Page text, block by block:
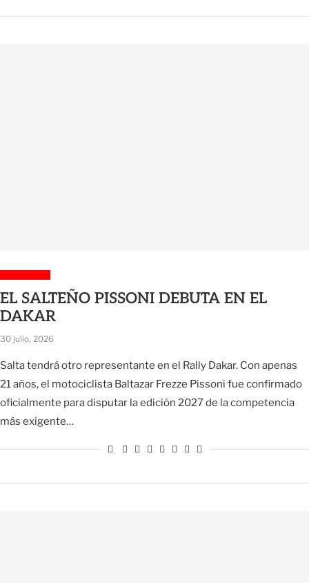
EL SALTEÑO PISSONI DEBUTA EN EL
DAKAR
30 julio, 2026
Salta tendrá otro representante en el Rally Dakar. Con apenas
21 años, el motociclista Baltazar Frezze Pissoni fue confirmado
oficialmente para disputar la edición 2027 de la competencia
más exigente…